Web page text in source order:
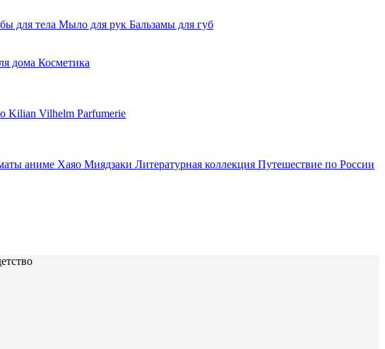
для тела Мыло для рук Бальзамы для губ
дома Косметика
Kilian Vilhelm Parfumerie
аниме Хаяо Миядзаки Литературная коллекция Путешествие по России